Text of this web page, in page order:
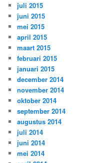
juli 2015
juni 2015
mei 2015
april 2015
maart 2015
februari 2015
januari 2015
december 2014
november 2014
oktober 2014
september 2014
augustus 2014
juli 2014
juni 2014
mei 2014